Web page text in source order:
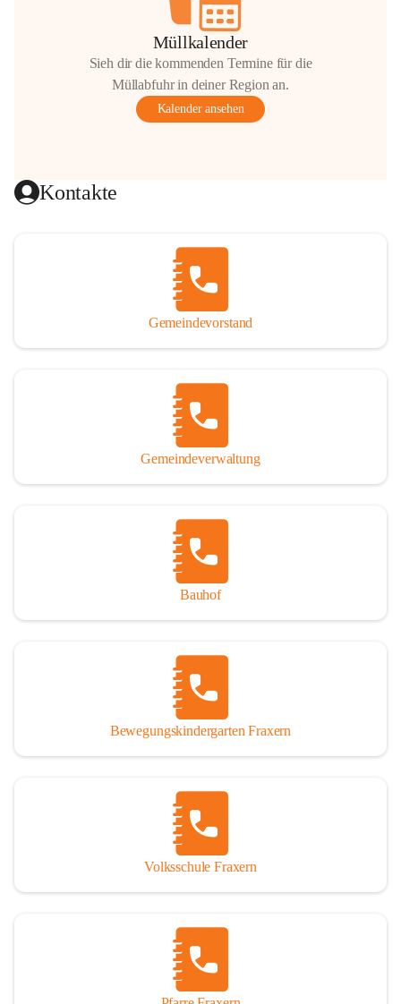
Müllkalender
Sieh dir die kommenden Termine für die
Müllabfuhr in deiner Region an.
Kalender ansehen
Kontakte
Gemeindevorstand
Gemeindeverwaltung
Bauhof
Bewegungskindergarten Fraxern
Volksschule Fraxern